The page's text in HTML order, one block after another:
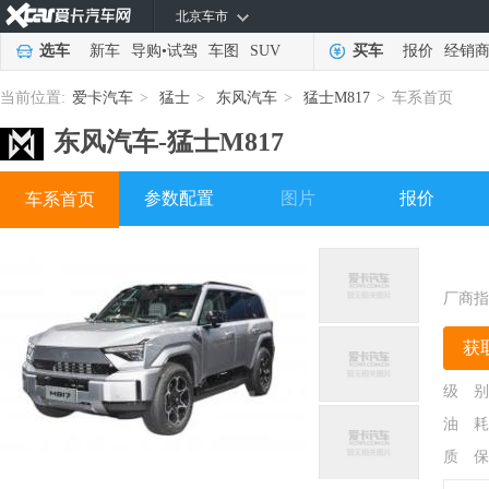
北京车市
选车 新车 导购•试驾 车图 SUV 买车 报价 经销商
当前位置: 爱卡汽车 > 猛士 > 东风汽车 > 猛士M817 > 车系首页
东风汽车-猛士M817
车系首页 参数配置 图片 报价
厂商
获
级 别
油 耗
质 保